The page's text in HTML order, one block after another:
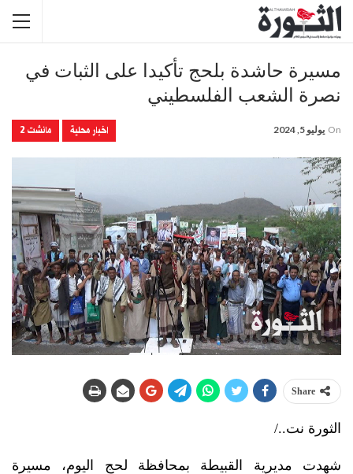
مسيرة حاشدة بلحج تأكيدا على الثبات في
نصرة الشعب الفلسطيني
اخبار محلية مانشت 2 On يوليو 5, 2024
Share
الثورة نت../
شهدت مديرية القبيطة بمحافظة لحج اليوم، مسيرة